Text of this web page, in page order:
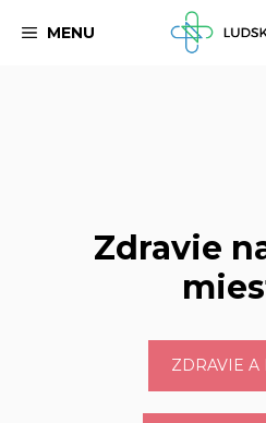
MENU
Zdravie
ZDRAVIE A